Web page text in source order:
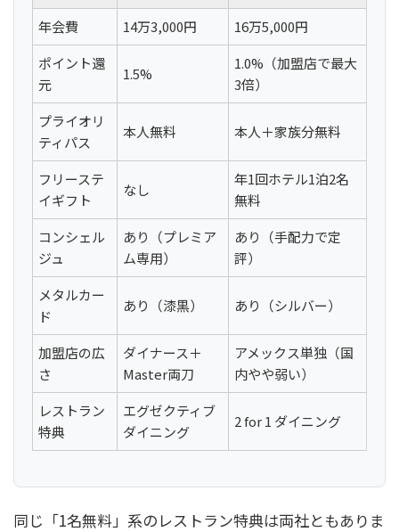
年会費 14万3,000円
16万5,000円
ポイント還
元
1.5%
1.0%（加盟店で最大
3倍）
プライオリ
ティパス
本人無料 本人＋家族分無料
フリーステ
イギフト
なし
年1回ホテル1泊2名
無料
コンシェル
ジュ
あり（プレミア
ム専用）
あり（手配力で定
評）
メタルカー
ド
あり（漆黒） あり（シルバー）
加盟店の広
さ
ダイナース＋
Master両刀
アメックス単独（国
内やや弱い）
レストラン
特典
エグゼクティブ
ダイニング
2 for 1 ダイニング
同じ「1名無料」系のレストラン特典は両社ともありま